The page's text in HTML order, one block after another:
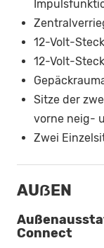
12-Volt-
12-Volt-
Sitze der
vorne neig-
Zwei
AUẞEN
Connect